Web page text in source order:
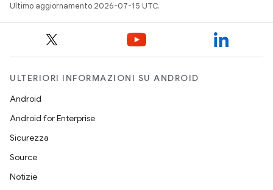
Ultimo aggiornamento 2026-07-15 UTC.
ULTERIORI INFORMAZIONI SU ANDROID
Android
Android for Enterprise
Sicurezza
Source
Notizie